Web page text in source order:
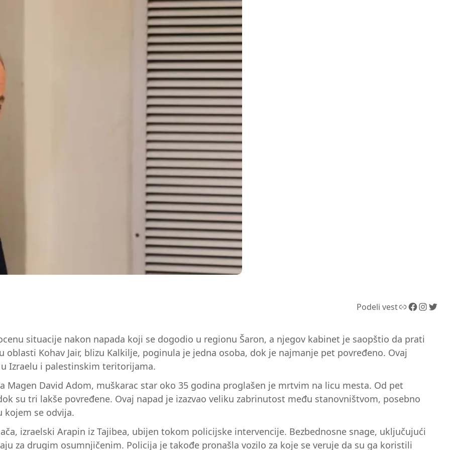
Podeli vestLink Facebook InstagramTwitter
situacije nakon napada koji se dogodio u regionu Šaron, a njegov kabinet je saopštio da prati
Kohav Jair, blizu Kalkilje, poginula je jedna osoba, dok je najmanje pet povređeno. Ovaj
Izraelu i palestinskim teritorijama.
David Adom, muškarac star oko 35 godina proglašen je mrtvim na licu mesta. Od pet
su tri lakše povređene. Ovaj napad je izazvao veliku zabrinutost među stanovništvom, posebno
kojem se odvija.
izraelski Arapin iz Tajibea, ubijen tokom policijske intervencije. Bezbednosne snage, uključujući
za drugim osumnjičenim. Policija je takođe pronašla vozilo za koje se veruje da su ga koristili